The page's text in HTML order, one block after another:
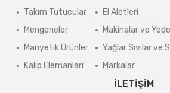
Takım Tutucular
Mengeneler
Manyetik Ürünler
Kalıp Elemanları
El Aletleri
Makinalar ve
Yağlar Sıvılar ve
Markalar
İLETİŞİM